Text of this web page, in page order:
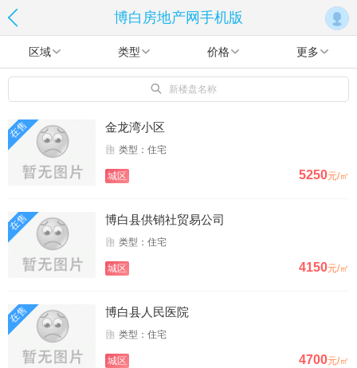
博白房地产网手机版
区域 类型 价格 更多
新楼盘名称
在售 金龙湾小区
类型：住宅
城区 5250元/㎡
在售 博白县供销社贸易公司
类型：住宅
城区 4150元/㎡
在售 博白县人民医院
类型：住宅
城区 4700元/㎡